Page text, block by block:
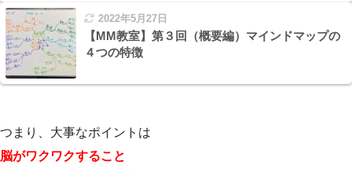
2022年5月27日
【MM教室】第３回（概要編）マインドマップの
４つの特徴
つまり、大事なポイントは
脳がワクワクすること